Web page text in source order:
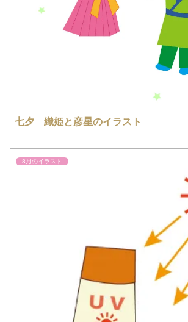
七夕 織姫と彦星のイラスト
8月のイラスト